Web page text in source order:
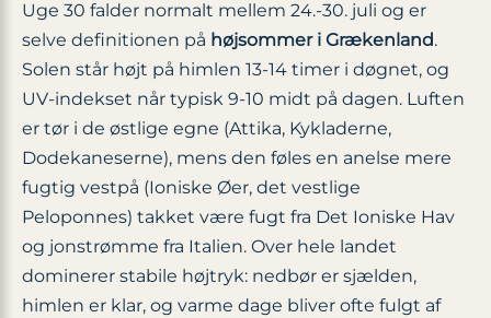
Uge 30 falder normalt mellem 24.-30. juli og er
selve definitionen på højsommer i Grækenland.
Solen står højt på himlen 13-14 timer i døgnet, og
UV-indekset når typisk 9-10 midt på dagen. Luften
er tør i de østlige egne (Attika, Kykladerne,
Dodekaneserne), mens den føles en anelse mere
fugtig vestpå (Ioniske Øer, det vestlige
Peloponnes) takket være fugt fra Det Ioniske Hav
og jonstrømme fra Italien. Over hele landet
dominerer stabile højtryk: nedbør er sjælden,
himlen er klar, og varme dage bliver ofte fulgt af